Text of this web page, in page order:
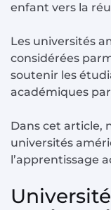
enfant vers la
Les universités
considérées
soutenir les
académiques
Dans cet article,
universités
l’apprentissage